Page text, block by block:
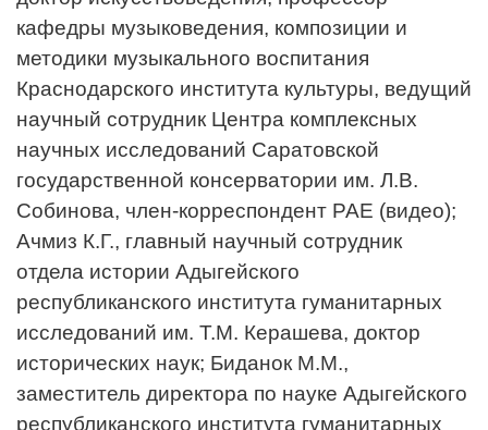
кафедры музыковедения, композиции и
методики музыкального воспитания
Краснодарского института культуры, ведущий
научный сотрудник Центра комплексных
научных исследований Саратовской
государственной консерватории им. Л.В.
Собинова, член-корреспондент РАЕ (видео);
Ачмиз К.Г., главный научный сотрудник
отдела истории Адыгейского
республиканского института гуманитарных
исследований им. Т.М. Керашева, доктор
исторических наук; Биданок М.М.,
заместитель директора по науке Адыгейского
республиканского института гуманитарных